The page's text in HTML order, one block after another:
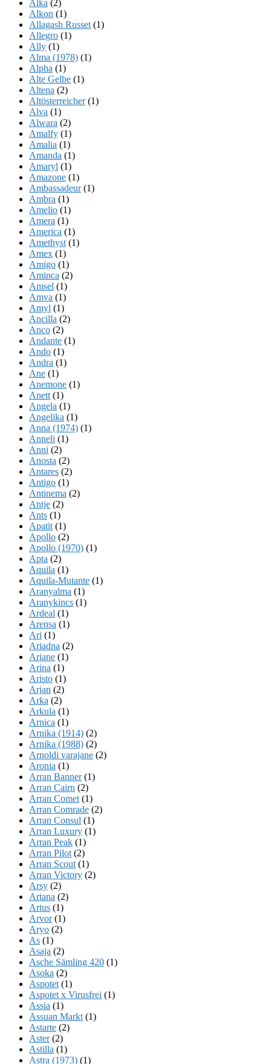
Alka (2)
Alkon (1)
Allagash Russet (1)
Allegro (1)
Ally (1)
Alma (1978) (1)
Alpha (1)
Alte Gelbe (1)
Altena (2)
Altösterreicher(1)
Alva (1)
Alwara (2)
Amalfy (1)
Amalia (1)
Amanda (1)
Amaryl (1)
Amazone (1)
Ambassadeur(1)
Ambra (1)
Amelio (1)
Amera (1)
America (1)
Amethyst (1)
Amex (1)
Amigo (1)
Aminca (2)
Amsel (1)
Amva (1)
Amyl (1)
Ancilla (2)
Anco (2)
Andante (1)
Ando (1)
Andra (1)
Ane (1)
Anemone (1)
Anett (1)
Angela (1)
Angelika (1)
Anna (1974) (1)
Anneli (1)
Anni (2)
Anosta (2)
Antares (2)
Antigo (1)
Antinema (2)
Antje (2)
Ants (1)
Apatit (1)
Apollo (2)
Apollo (1970) (1)
Apta (2)
Aquila (1)
Aquila-Mutante (1)
Aranyalma (1)
Aranykincs (1)
Ardeal (1)
Arensa (1)
Ari (1)
Ariadna (2)
Ariane (1)
Arina (1)
Aristo (1)
Arjan (2)
Arka (2)
Arkula (1)
Arnica (1)
Arnika (1914) (2)
Arnika (1988) (2)
Arnoldi varajane (2)
Aronia (1)
Arran Banner(1)
Arran Cairn (2)
Arran Comet (1)
Arran Comrade (2)
Arran Consul (1)
Arran Luxury (1)
Arran Peak (1)
Arran Pilot (2)
Arran Scout (1)
Arran Victory (2)
Arsy (2)
Artana (2)
Artus (1)
Arvor(1)
Aryo (2)
As (1)
Asaja (2)
Asche Sämling 420 (1)
Asoka (2)
Aspotet (1)
Aspotet x Virusfrei (1)
Assia (1)
Assuan Markt (1)
Astarte (2)
Aster(2)
Astilla (1)
Astra (1973) (1)